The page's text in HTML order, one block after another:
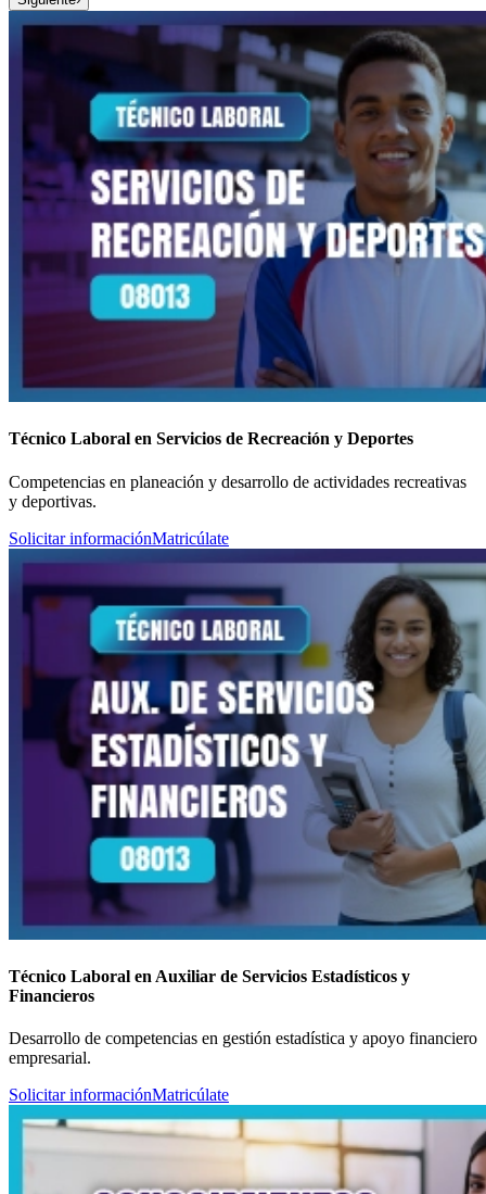
Técnico Laboral en Servicios de Recreación y Deportes
Competencias en planeación y desarrollo de actividades recreativas
y deportivas.
Solicitar informaciónMatricúlate
Técnico Laboral en Auxiliar de Servicios Estadísticos y
Financieros
Desarrollo de competencias en gestión estadística y apoyo financiero
empresarial.
Solicitar informaciónMatricúlate